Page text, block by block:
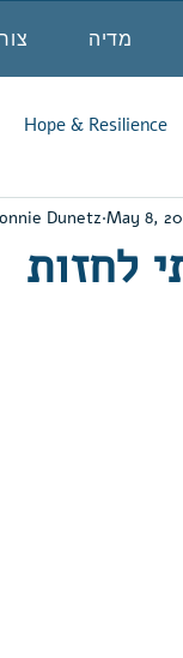
מדיה
Hope & Resilience
לחזות
Dunetz May 8,